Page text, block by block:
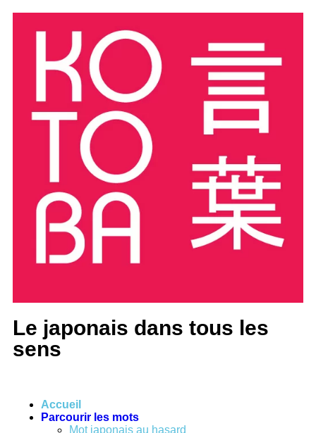
Le japonais dans tous les
sens
Accueil
Parcourir les mots
Mot japonais au hasard